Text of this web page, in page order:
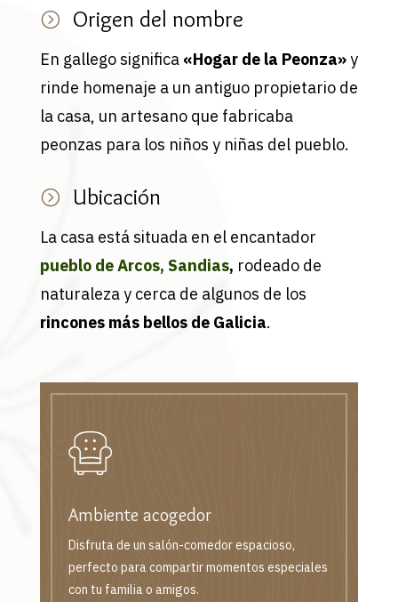
=
Origen del nombre
En gallego significa«Hogar de la Peonza»y
rinde homenaje a un antiguo propietario de
la casa, un artesano que fabricaba
peonzas para los niños y niñas del pueblo.
=
Ubicación
La casa está situada en el encantador
pueblo de Arcos, Sandias, rodeado de
naturaleza y cerca de algunos de los
rincones más bellos de Galicia.
Ambiente acogedor
Disfruta de un salón-comedor espacioso,
perfecto para compartir momentos especiales
con tu familia o amigos.